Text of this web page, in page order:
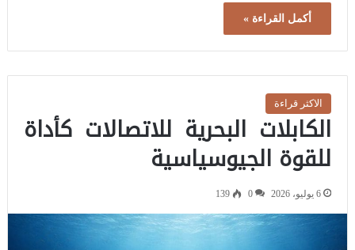
أكمل القراءة »
الاكثر قراءة
الكابلات البحرية للاتصالات كأداة
للقوة الجيوسياسية
6 يوليو، 2026 0
139